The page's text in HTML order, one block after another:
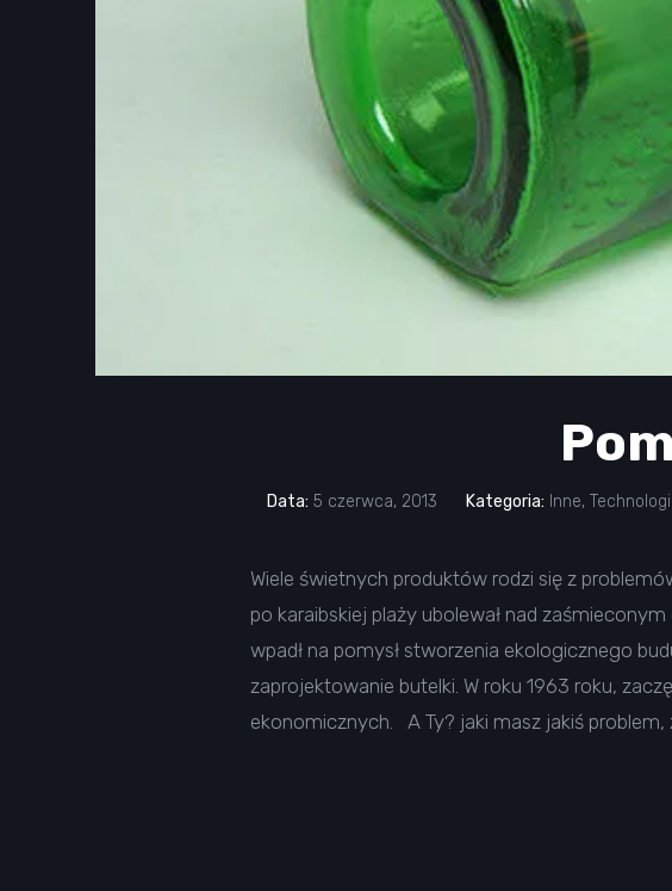
Data: 5 czerwca, 2013 Kategoria: Inne,
Wiele świetnych produktów rodzi się z
po karaibskiej plaży ubolewał nad
wpadł na pomysł stworzenia ekologicznego
zaprojektowanie butelki. W roku 1963 roku,
ekonomicznych. A Ty? jaki masz jakiś problem,